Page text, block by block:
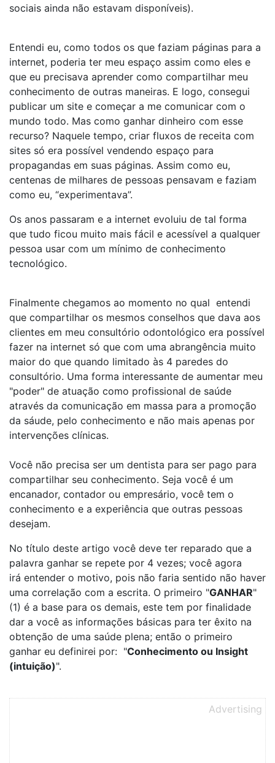
sociais ainda não estavam disponíveis).
Entendi eu, como todos os que faziam páginas para a
internet, poderia ter meu espaço assim como eles e
que eu precisava aprender como compartilhar meu
conhecimento de outras maneiras. E logo, consegui
publicar um site e começar a me comunicar com o
mundo todo. Mas como ganhar dinheiro com esse
recurso? Naquele tempo, criar fluxos de receita com
sites só era possível vendendo espaço para
propagandas em suas páginas. Assim como eu,
centenas de milhares de pessoas pensavam e faziam
como eu, “experimentava”.
Os anos passaram e a internet evoluiu de tal forma
que tudo ficou muito mais fácil e acessível a qualquer
pessoa usar com um mínimo de conhecimento
tecnológico.
Finalmente chegamos ao momento no qual entendi
que compartilhar os mesmos conselhos que dava aos
clientes em meu consultório odontológico era possível
fazer na internet só que com uma abrangência muito
maior do que quando limitado às 4 paredes do
consultório. Uma forma interessante de aumentar meu
"poder" de atuação como profissional de saúde
através da comunicação em massa para a promoção
da sáude, pelo conhecimento e não mais apenas por
intervenções clínicas.
Você não precisa ser um dentista para ser pago para
compartilhar seu conhecimento. Seja você é um
encanador, contador ou empresário, você tem o
conhecimento e a experiência que outras pessoas
desejam.
No título deste artigo você deve ter reparado que a
palavra ganhar se repete por 4 vezes; você agora
irá entender o motivo, pois não faria sentido não haver
uma correlação com a escrita. O primeiro "GANHAR"
(1) é a base para os demais, este tem por finalidade
dar a você as informações básicas para ter êxito na
obtenção de uma saúde plena; então o primeiro
ganhar eu definirei por: "Conhecimento ou Insight
(intuição)".
Advertising